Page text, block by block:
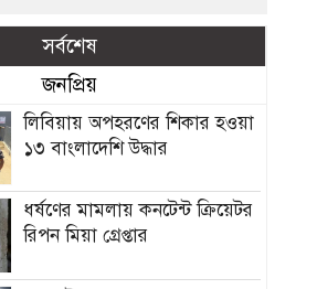
সর্বশেষ
জনপ্রিয়
লিবিয়ায় অপহরণের শিকার হওয়া
১৩ বাংলাদেশি উদ্ধার
ধর্ষণের মামলায় কনটেন্ট ক্রিয়েটর
রিপন মিয়া গ্রেপ্তার